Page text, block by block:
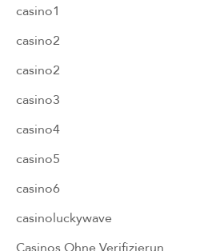
casino1
casino2
casino2
casino3
casino4
casino5
casino6
casinoluckywave
Casinos Ohne Verifizierun